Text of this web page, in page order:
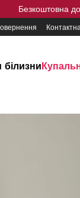
Безкоштовна